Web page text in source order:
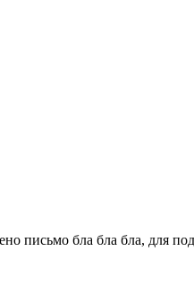
письмо бла бла бла, для